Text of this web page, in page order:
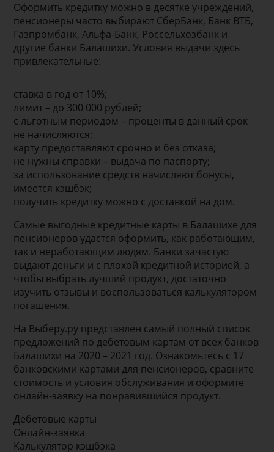
Оформить кредитку можно в десятке учреждений,
пенсионеры часто выбирают СберБанк, Банк ВТБ,
Газпромбанк, Альфа-Банк, Россельхозбанк и
другие банки Балашихи. Условия выдачи здесь
привлекательные:
ставка в год от 10%;
лимит – до 300 000 рублей;
с льготным периодом – проценты в данный срок
не начисляются;
карту предоставляют срочно и без отказа;
не нужны справки – выдача по паспорту;
за использование средств начисляют бонусы,
имеется кэшбэк;
получить кредитку можно с доставкой на дом.
Самые выгодные кредитные карты в Балашихе для
пенсионеров удастся оформить, как работающим,
так и неработающим людям. Банки зачастую
выдают деньги и с плохой кредитной историей, а
чтобы выбрать лучший продукт, достаточно
изучить отзывы и воспользоваться калькулятором
погашения.
На Выберу.ру представлен самый полный список
предложений по дебетовым картам от всех банков
Балашихи на 2020 – 2021 год. Ознакомьтесь с 17
банковскими картами для пенсионеров, сравните
стоимость и условия обслуживания и оформите
онлайн-заявку на понравившийся продукт.
Дебетовые карты
Онлайн-заявка
Калькулятор кэшбэка